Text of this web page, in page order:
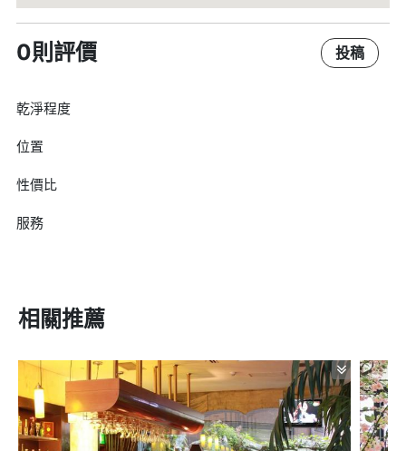
0則評價 投稿
乾淨程度
位置
性價比
服務
相關推薦